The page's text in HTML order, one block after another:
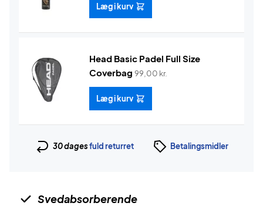
Læg i kurv
Head Basic Padel Full Size
Coverbag 99,00 kr.
Læg i kurv
30 dagesfuld returret Betalingsmidler
Svedabsorberende